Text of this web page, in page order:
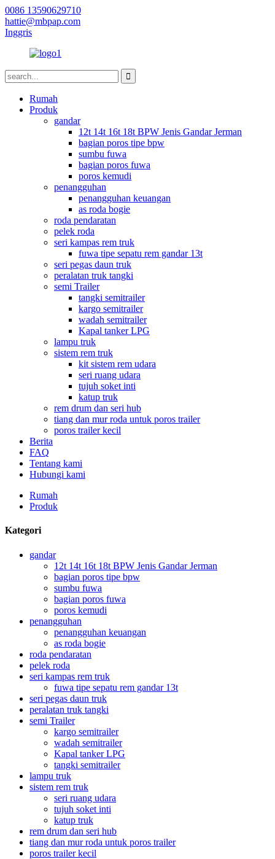
0086 13590629710
hattie@mbpap.com
Inggris
Rumah
Produk
gandar
12t 14t 16t 18t BPW Jenis Gandar Jerman
bagian poros tipe bpw
sumbu fuwa
bagian poros fuwa
poros kemudi
penangguhan
penangguhan keuangan
as roda bogie
roda pendaratan
pelek roda
seri kampas rem truk
fuwa tipe sepatu rem gandar 13t
seri pegas daun truk
peralatan truk tangki
semi Trailer
tangki semitrailer
kargo semitrailer
wadah semitrailer
Kapal tanker LPG
lampu truk
sistem rem truk
kit sistem rem udara
seri ruang udara
tujuh soket inti
katup truk
rem drum dan seri hub
tiang dan mur roda untuk poros trailer
poros trailer kecil
Berita
FAQ
Tentang kami
Hubungi kami
Rumah
Produk
Kategori
gandar
12t 14t 16t 18t BPW Jenis Gandar Jerman
bagian poros tipe bpw
sumbu fuwa
bagian poros fuwa
poros kemudi
penangguhan
penangguhan keuangan
as roda bogie
roda pendaratan
pelek roda
seri kampas rem truk
fuwa tipe sepatu rem gandar 13t
seri pegas daun truk
peralatan truk tangki
semi Trailer
kargo semitrailer
wadah semitrailer
Kapal tanker LPG
tangki semitrailer
lampu truk
sistem rem truk
seri ruang udara
tujuh soket inti
katup truk
rem drum dan seri hub
tiang dan mur roda untuk poros trailer
poros trailer kecil